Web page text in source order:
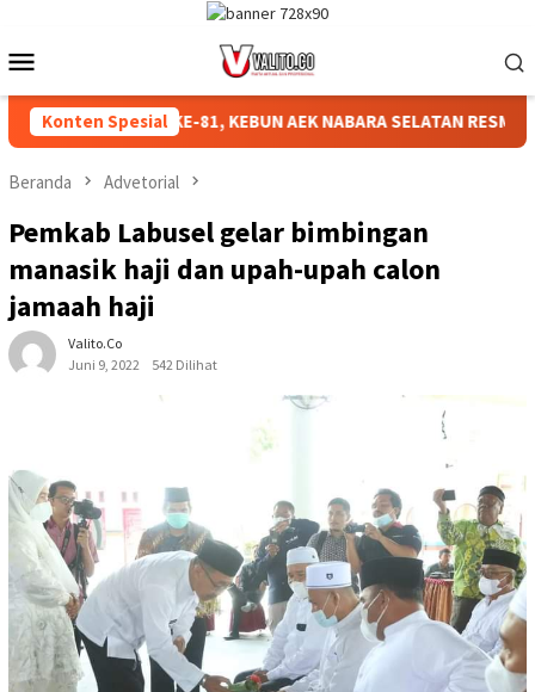
konten
Mobile
Konten Spesial
HUT RI KE-81, KEBUN AEK NABARA SELATAN RESMI GELAR
Beranda Advetorial
Pemkab Labusel gelar bimbingan
manasik haji dan upah-upah calon
jamaah haji
Valito.co
Juni 9, 2022
542 Dilihat